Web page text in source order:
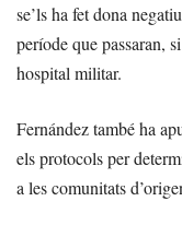
se’ls ha fet dona
període que passaran,
hospital militar.
Fernández també ha
els protocols per
a les comunitats